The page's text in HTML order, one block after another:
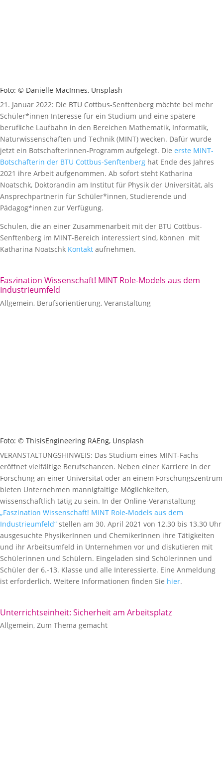
Foto: © Danielle MacInnes, Unsplash
21. Januar 2022: Die BTU Cottbus-Senftenberg möchte bei mehr
Schüler*innen Interesse für ein Studium und eine spätere
berufliche Laufbahn in den Bereichen Mathematik, Informatik,
Naturwissenschaften und Technik (MINT) wecken. Dafür wurde
jetzt ein Botschafterinnen-Programm aufgelegt. Die erste MINT-
Botschafterin der BTU Cottbus-Senftenberg hat Ende des Jahres
2021 ihre Arbeit aufgenommen. Ab sofort steht Katharina
Noatschk, Doktorandin am Institut für Physik der Universität, als
Ansprechpartnerin für Schüler*innen, Studierende und
Pädagog*innen zur Verfügung.
Schulen, die an einer Zusammenarbeit mit der BTU Cottbus-
Senftenberg im MINT-Bereich interessiert sind, können mit
Katharina Noatschk Kontakt aufnehmen.
Faszination Wissenschaft! MINT Role-Models aus dem
Industrieumfeld
Allgemein, Berufsorientierung, Veranstaltung
Foto: © ThisisEngineering RAEng, Unsplash
VERANSTALTUNGSHINWEIS: Das Studium eines MINT-Fachs
eröffnet vielfältige Berufschancen. Neben einer Karriere in der
Forschung an einer Universität oder an einem Forschungszentrum
bieten Unternehmen mannigfaltige Möglichkeiten,
wissenschaftlich tätig zu sein. In der Online-Veranstaltung
„Faszination Wissenschaft! MINT Role-Models aus dem
Industrieumfeld“ stellen am 30. April 2021 von 12.30 bis 13.30 Uhr
ausgesuchte PhysikerInnen und ChemikerInnen ihre Tätigkeiten
und ihr Arbeitsumfeld in Unternehmen vor und diskutieren mit
Schülerinnen und Schülern. Eingeladen sind Schülerinnen und
Schüler der 6.-13. Klasse und alle Interessierte. Eine Anmeldung
ist erforderlich. Weitere Informationen finden Sie hier.
Unterrichtseinheit: Sicherheit am Arbeitsplatz
Allgemein, Zum Thema gemacht